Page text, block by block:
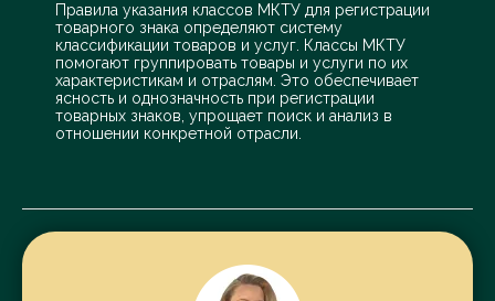
Правила указания классов МКТУ для регистрации
товарного знака определяют систему
классификации товаров и услуг. Классы МКТУ
помогают группировать товары и услуги по их
характеристикам и отраслям. Это обеспечивает
ясность и однозначность при регистрации
товарных знаков, упрощает поиск и анализ в
отношении конкретной отрасли.